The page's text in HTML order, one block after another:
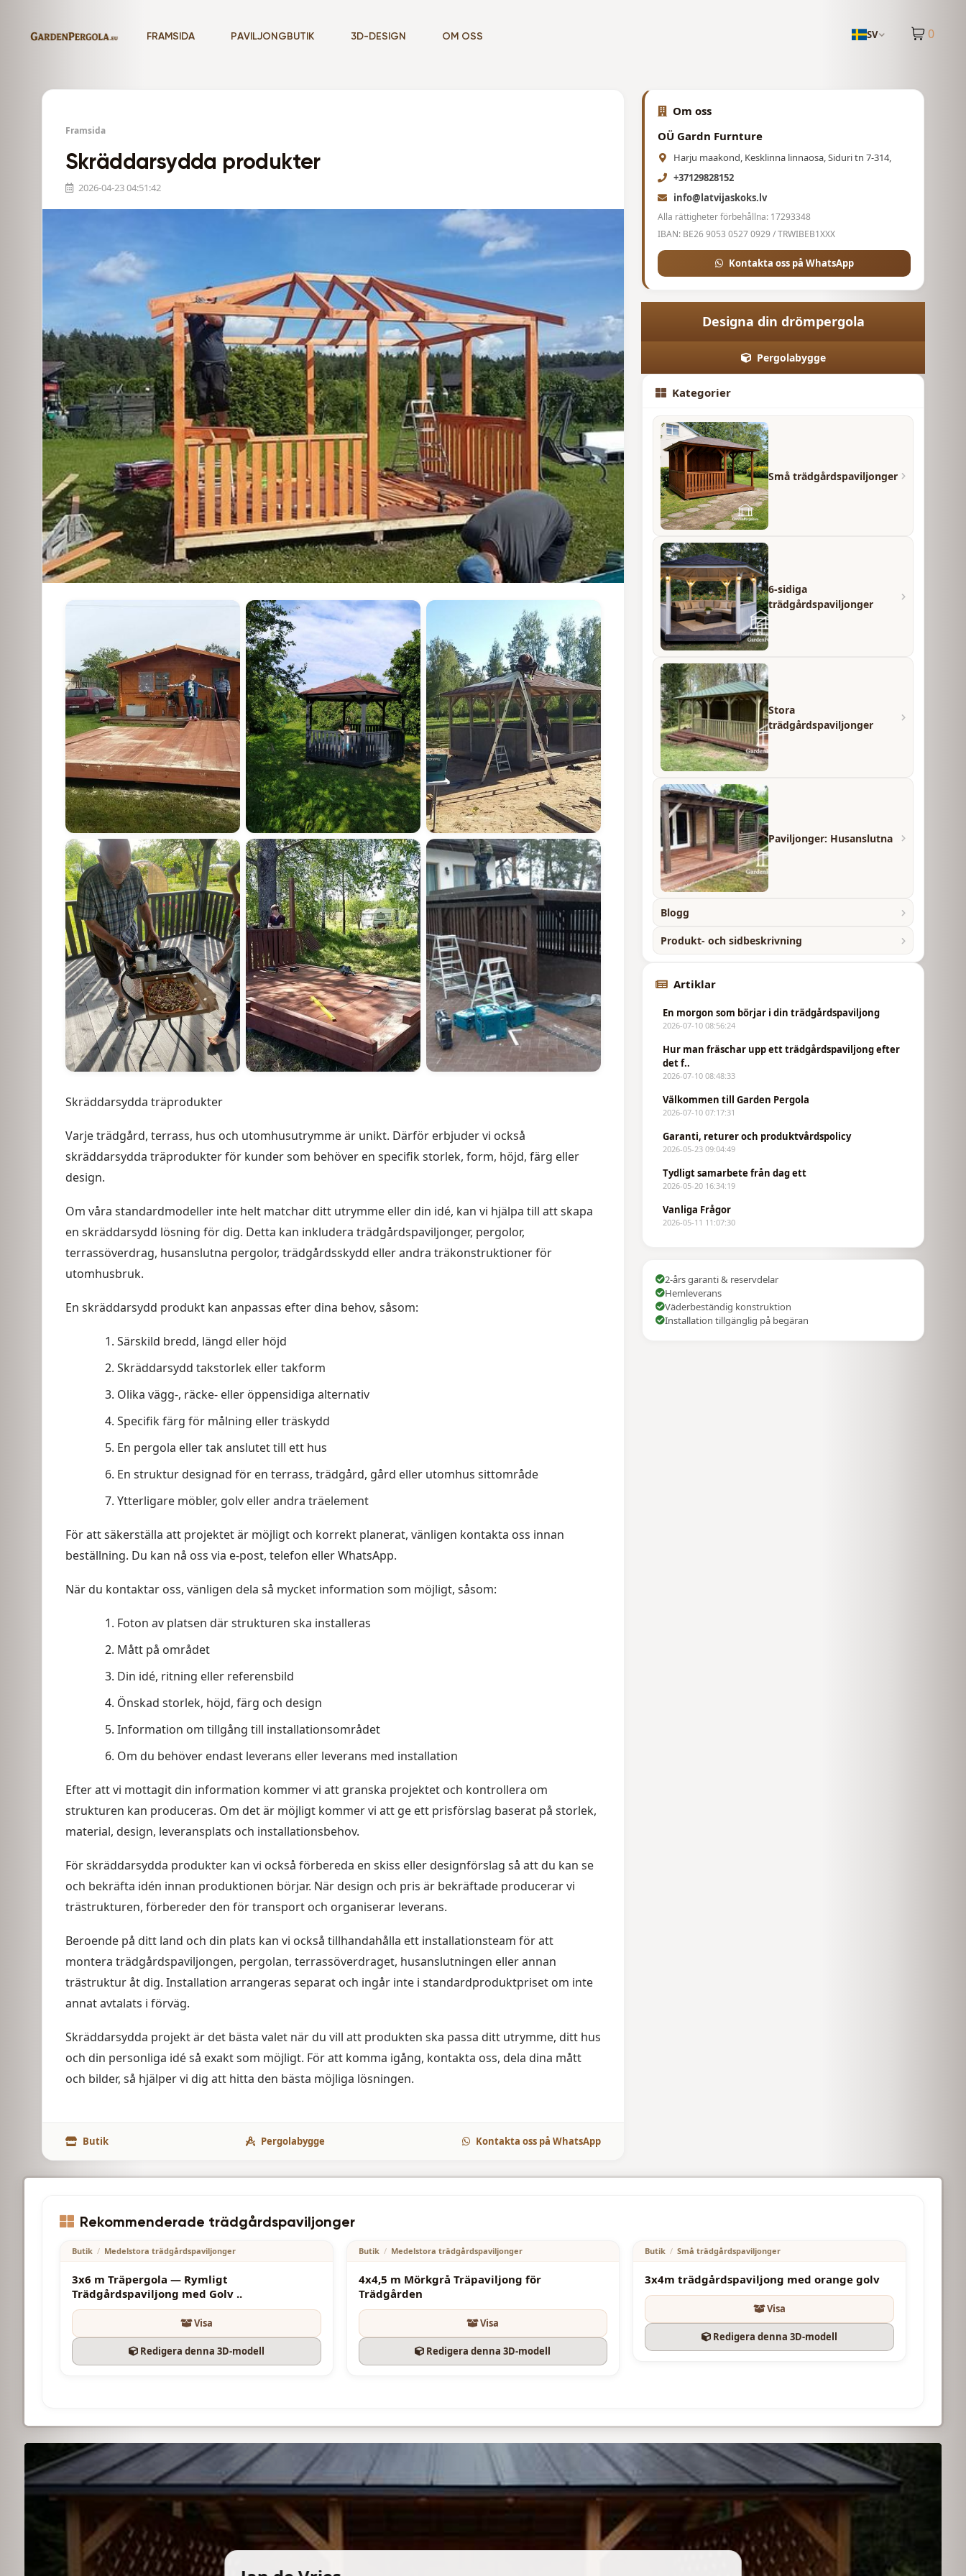
FRAMSIDA PAVILJONGBUTIK 3D-DESIGN OM OSS SV 0
Framsida
Skräddarsydda produkter
2026-04-23 04:51:42
Skräddarsydda träprodukter
Varje trädgård, terrass, hus och utomhusutrymme är unikt. Därför erbjuder vi också
skräddarsydda träprodukter för kunder som behöver en specifik storlek, form, höjd, färg eller
design.
Om våra standardmodeller inte helt matchar ditt utrymme eller din idé, kan vi hjälpa till att skapa
en skräddarsydd lösning för dig. Detta kan inkludera trädgårdspaviljonger, pergolor,
terrassöverdrag, husanslutna pergolor, trädgårdsskydd eller andra träkonstruktioner för
utomhusbruk.
En skräddarsydd produkt kan anpassas efter dina behov, såsom:
Särskild bredd, längd eller höjd
Skräddarsydd takstorlek eller takform
Olika vägg-, räcke- eller öppensidiga alternativ
Specifik färg för målning eller träskydd
En pergola eller tak anslutet till ett hus
En struktur designad för en terrass, trädgård, gård eller utomhus sittområde
Ytterligare möbler, golv eller andra träelement
För att säkerställa att projektet är möjligt och korrekt planerat, vänligen kontakta oss innan
beställning. Du kan nå oss via e-post, telefon eller WhatsApp.
När du kontaktar oss, vänligen dela så mycket information som möjligt, såsom:
Foton av platsen där strukturen ska installeras
Mått på området
Din idé, ritning eller referensbild
Önskad storlek, höjd, färg och design
Information om tillgång till installationsområdet
Om du behöver endast leverans eller leverans med installation
Efter att vi mottagit din information kommer vi att granska projektet och kontrollera om
strukturen kan produceras. Om det är möjligt kommer vi att ge ett prisförslag baserat på storlek,
material, design, leveransplats och installationsbehov.
För skräddarsydda produkter kan vi också förbereda en skiss eller designförslag så att du kan se
och bekräfta idén innan produktionen börjar. När design och pris är bekräftade producerar vi
trästrukturen, förbereder den för transport och organiserar leverans.
Beroende på ditt land och din plats kan vi också tillhandahålla ett installationsteam för att
montera trädgårdspaviljongen, pergolan, terrassöverdraget, husanslutningen eller annan
trästruktur åt dig. Installation arrangeras separat och ingår inte i standardproduktpriset om inte
annat avtalats i förväg.
Skräddarsydda projekt är det bästa valet när du vill att produkten ska passa ditt utrymme, ditt hus
och din personliga idé så exakt som möjligt. För att komma igång, kontakta oss, dela dina mått
och bilder, så hjälper vi dig att hitta den bästa möjliga lösningen.
Butik Pergolabygge Kontakta oss på WhatsApp
Om oss
OÜ Gardn Furnture
Harju maakond, Kesklinna linnaosa, Siduri tn 7-314,
+37129828152
info@latvijaskoks.lv
Alla rättigheter förbehållna: 17293348
IBAN: BE26 9053 0527 0929 / TRWIBEB1XXX
Kontakta oss på WhatsApp
Designa din drömpergola
Pergolabygge
Kategorier
Små trädgårdspaviljonger
6-sidiga
trädgårdspaviljonger
Stora
trädgårdspaviljonger
Paviljonger: Husanslutna
Blogg
Produkt- och sidbeskrivning
Artiklar
En morgon som börjar i din trädgårdspaviljong
2026-07-10 08:56:24
Hur man fräschar upp ett trädgårdspaviljong efter
det f..
2026-07-10 08:48:33
Välkommen till Garden Pergola
2026-07-10 07:17:31
Garanti, returer och produktvårdspolicy
2026-05-23 09:04:49
Tydligt samarbete från dag ett
2026-05-20 16:34:19
Vanliga Frågor
2026-05-11 11:07:30
2-års garanti & reservdelar
Hemleverans
Väderbeständig konstruktion
Installation tillgänglig på begäran
Rekommenderade trädgårdspaviljonger
€3650.00
Butik / Medelstora trädgårdspaviljonger
3x6 m Träpergola — Rymligt
Trädgårdspaviljong med Golv ..
Visa
Redigera denna 3D-modell
Butik / Medelstora trädgårdspaviljonger
4x4,5 m Mörkgrå Träpaviljong för
Trädgården
Visa
Redigera denna 3D-modell
Butik / Små trädgårdspaviljonger
3x4m trädgårdspaviljong med orange golv
Visa
Redigera denna 3D-modell